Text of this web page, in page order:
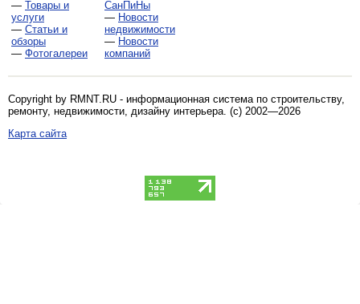
— Товары и
услуги
— Статьи и
обзоры
— Фотогалереи
СанПиНы
— Новости
недвижимости
— Новости
компаний
Copyright by RMNT.RU - информационная система по строительству,
ремонту, недвижимости, дизайну интерьера. (c) 2002—2026
Карта сайта